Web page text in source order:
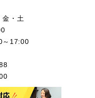
金・土
～17:00